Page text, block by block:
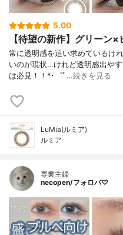
5.00
【待望の新作】グリーン
常に透明感を追い求めているけ
いのが現状…⁡⁡けれど透明感出や
は必見！！⁡⁡⁡*･゜ﾟ…続きを見る
LuMia(ルミア)
ルミア
専業主婦
necopen/フォロバ♡